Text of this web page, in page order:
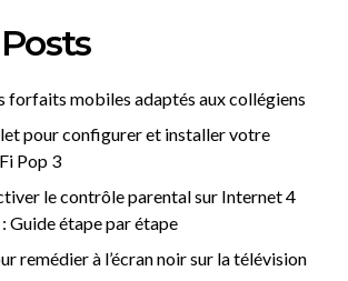
forfaits mobiles adaptés aux collégiens
pour configurer et installer votre
Pop 3
le contrôle parental sur Internet 4
Guide étape par étape
remédier à l’écran noir sur la télévision